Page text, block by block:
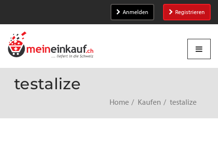
Anmelden Registrieren
testalize
Home Kaufen testalize